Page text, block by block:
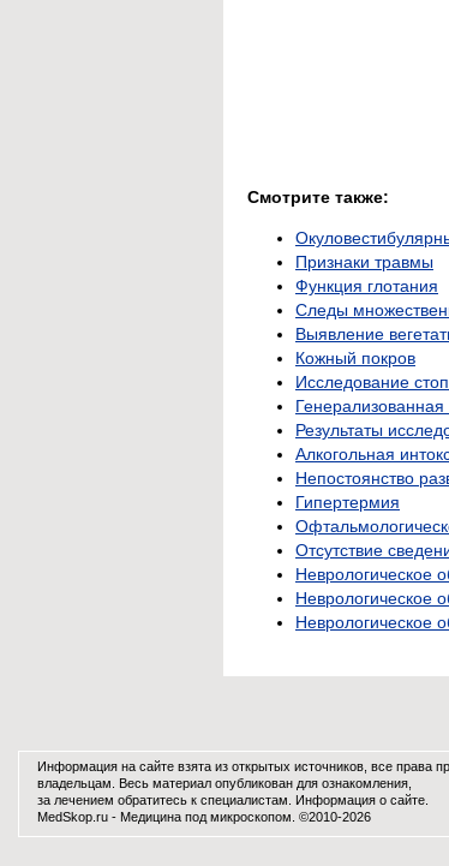
Смотрите также:
Признаки травмы
Функция глотания
Следы
Выявление
Кожный покров
Исследование
Генерализованная
Результаты
Алкогольная
Непостоянство
Гипертермия
Отсутствие
Неврологическое
Неврологическое
Неврологическое
Информация на сайте взята из открытых источников, все права
владельцам. Весь материал опубликован для ознакомления,
за лечением обратитесь к специалистам. Информация о сайте
MedSkop.ru - Медицина под микроскопом. ©2010-2026